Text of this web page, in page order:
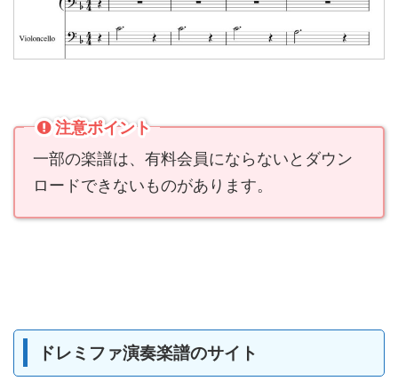
注意ポイント
一部の楽譜は、有料会員にならないとダウン
ロードできないものがあります。
ドレミファ演奏楽譜のサイト